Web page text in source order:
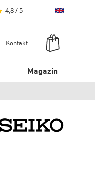
4,8/ 5 English
Kontakt
Warenkorb
Magazin